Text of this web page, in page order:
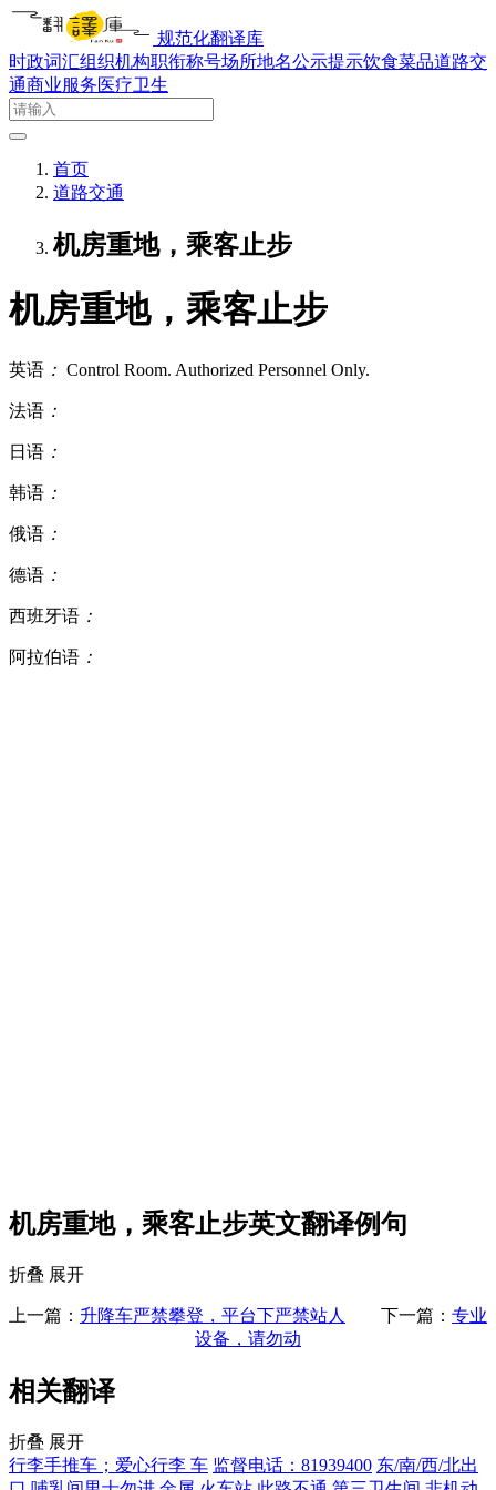
规范化翻译库
时政词汇组织机构职衔称号场所地名公示提示饮食菜品道路交
通商业服务医疗卫生
首页
道路交通
机房重地，乘客止步
机房重地，乘客止步
英语 ： Control Room. Authorized Personnel Only.
法语 ：
日语 ：
韩语 ：
俄语 ：
德语 ：
西班牙语 ：
阿拉伯语 ：
机房重地，乘客止步英文翻译例句
折叠 展开
上一篇： 升降车严禁攀登，平台下严禁站人 下一篇： 专业
设备，请勿动
相关翻译
折叠 展开
行李手推车；爱心行李 车 监督电话：81939400 东/南/西/北出